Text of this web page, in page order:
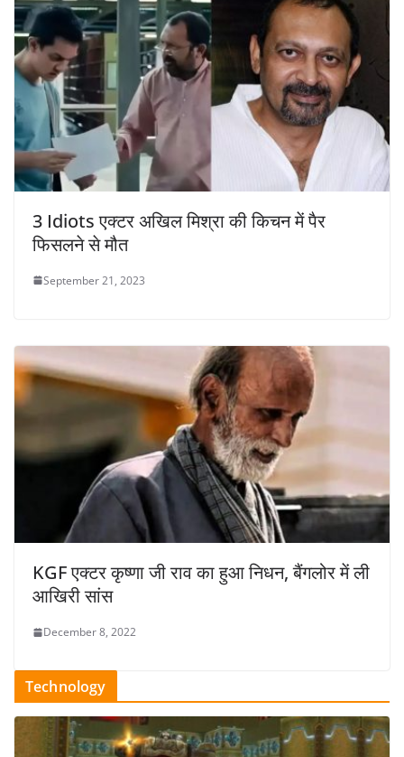
3 Idiots एक्टर अखिल मिश्रा की किचन में पैर
फिसलने से मौत
September 21, 2023
KGF एक्टर कृष्णा जी राव का हुआ निधन, बैंगलोर में ली
आखिरी सांस
December 8, 2022
Technology